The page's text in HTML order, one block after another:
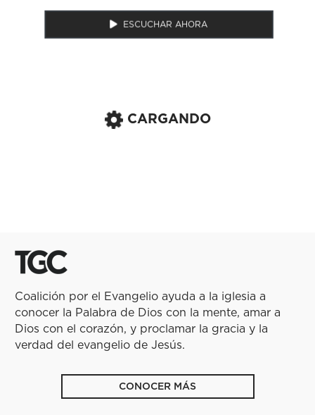
ESCUCHAR AHORA
CARGANDO
Coalición por el Evangelio ayuda a la iglesia a
conocer la Palabra de Dios con la mente, amar a
Dios con el corazón, y proclamar la gracia y la
verdad del evangelio de Jesús.
CONOCER MÁS